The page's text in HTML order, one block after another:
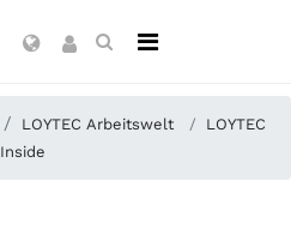
LOYTEC Arbeitswelt
LOYTEC
Inside